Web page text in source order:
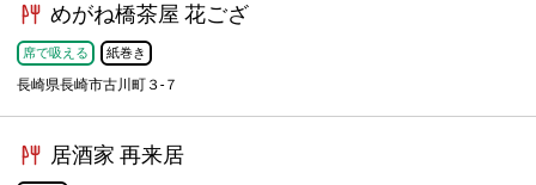
めがね橋茶屋 花ござ
席で吸える 紙巻き
長崎県長崎市古川町３-７
居酒家 再来居